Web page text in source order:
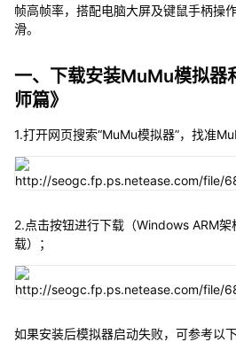
帧高帧率，搭配电脑大屏及键鼠手柄操
滑。
一、下载安装MuMu模拟器
师篇》
1.打开网页搜索“MuMu模拟器”，找准
2.点击按钮进行下载（Windows ARM
载）；
如果安装后模拟器启动失败，可参考以